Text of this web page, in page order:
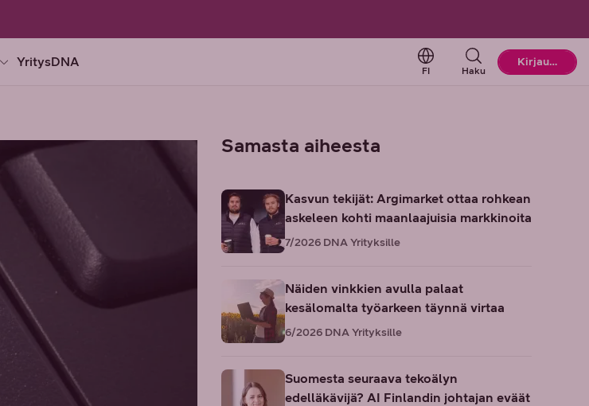
YritysDNA
Change language. Current
FI Haku
Kirjaudu
Samasta aiheesta
Kasvun tekijät: Argimarket ottaa rohkean
askeleen kohti maanlaajuisia markkinoita
7/2026 DNA Yrityksille
Näiden vinkkien avulla palaat
kesälomalta työarkeen täynnä virtaa
6/2026 DNA Yrityksille
Suomesta seuraava tekoälyn
edelläkävijä? AI Finlandin johtajan eväät